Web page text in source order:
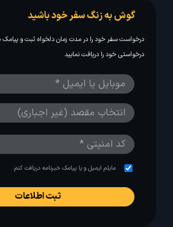
گوش به زنگ سفر خود باشید
درخواست سفر خود را در مدت زمان دلخواه ثبت و پیامک
درخواستی خود را دریافت نمایید
مایلم ایمیل و یا پیامک خبرنامه دریافت کنم.